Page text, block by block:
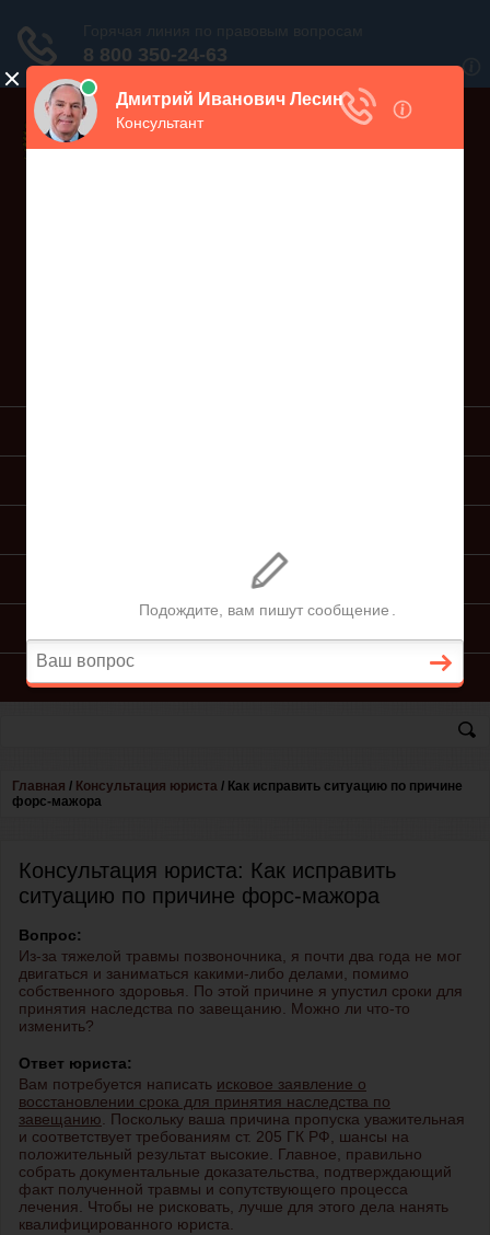
ПОДАЧА ИСКА
КОНСУЛЬТАЦИЯ ЮРИСТА
Главная / Консультация юриста / Как исправить ситуацию по причине
форс-мажора
Консультация юриста: Как исправить
ситуацию по причине форс-мажора
Вопрос:
Из-за тяжелой травмы позвоночника, я почти два года не мог
двигаться и заниматься какими-либо делами, помимо
собственного здоровья. По этой причине я упустил сроки для
принятия наследства по завещанию. Можно ли что-то
изменить?
Ответ юриста:
Вам потребуется написать исковое заявление о
восстановлении срока для принятия наследства по
завещанию. Поскольку ваша причина пропуска уважительная
и соответствует требованиям ст. 205 ГК РФ, шансы на
положительный результат высокие. Главное, правильно
собрать документальные доказательства, подтверждающий
факт полученной травмы и сопутствующего процесса
лечения. Чтобы не рисковать, лучше для этого дела нанять
квалифицированного юриста.